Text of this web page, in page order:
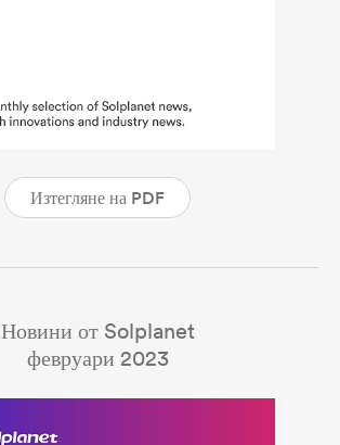
Изтегляне на PDF
Новини от Solplanet
февруари 2023